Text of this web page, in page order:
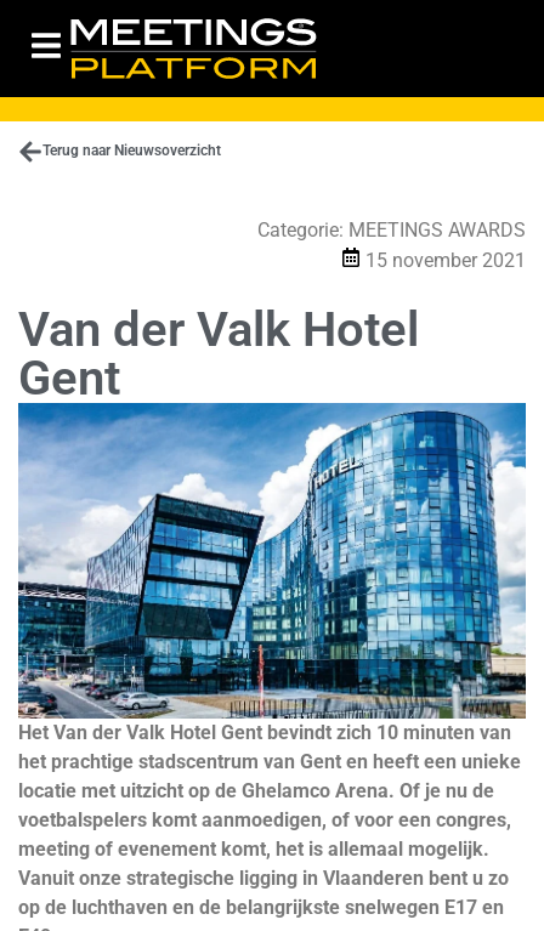
Terug naar Nieuwsoverzicht
Categorie: MEETINGS AWARDS
15 november 2021
Van der Valk Hotel
Gent
Het Van der Valk Hotel Gent bevindt zich 10 minuten van
het prachtige stadscentrum van Gent en heeft een unieke
locatie met uitzicht op de Ghelamco Arena. Of je nu de
voetbalspelers komt aanmoedigen, of voor een congres,
meeting of evenement komt, het is allemaal mogelijk.
Vanuit onze strategische ligging in Vlaanderen bent u zo
op de luchthaven en de belangrijkste snelwegen E17 en